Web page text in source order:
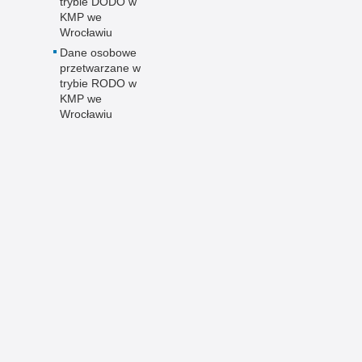
KMP we
Wrocławiu
Dane osobowe
przetwarzane w
trybie RODO w
KMP we
Wrocławiu